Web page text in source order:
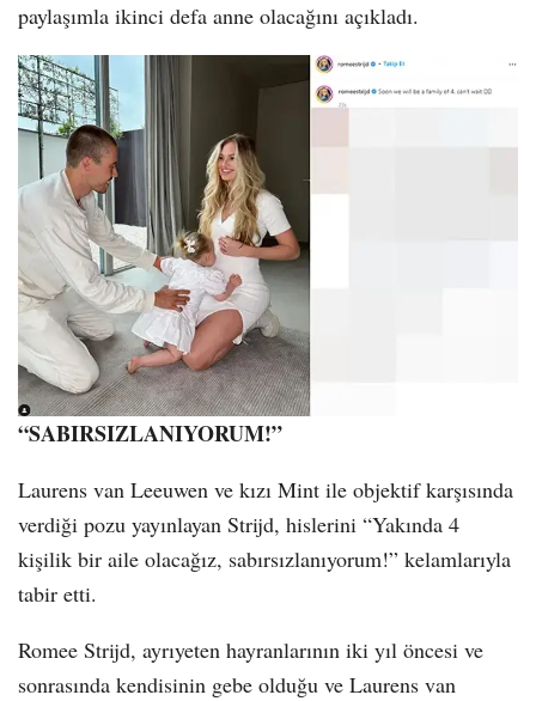
paylaşımla ikinci defa anne olacağını açıkladı.
“SABIRSIZLANIYORUM!”
Laurens van Leeuwen ve kızı Mint ile objektif karşısında
verdiği pozu yayınlayan Strijd, hislerini “Yakında 4
kişilik bir aile olacağız, sabırsızlanıyorum!” kelamlarıyla
tabir etti.
Romee Strijd, ayrıyeten hayranlarının iki yıl öncesi ve
sonrasında kendisinin gebe olduğu ve Laurens van